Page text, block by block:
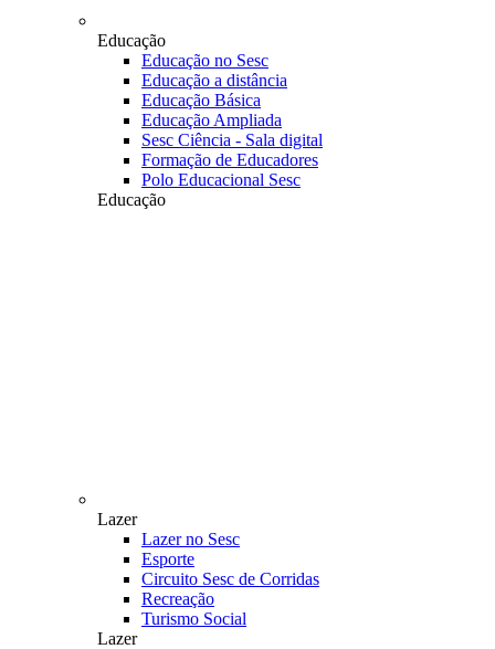
Educação
Educação no Sesc
Educação a distância
Educação Básica
Educação Ampliada
Sesc Ciência - Sala digital
Formação de Educadores
Polo Educacional Sesc
Educação
Lazer
Lazer no Sesc
Esporte
Circuito Sesc de Corridas
Recreação
Turismo Social
Lazer